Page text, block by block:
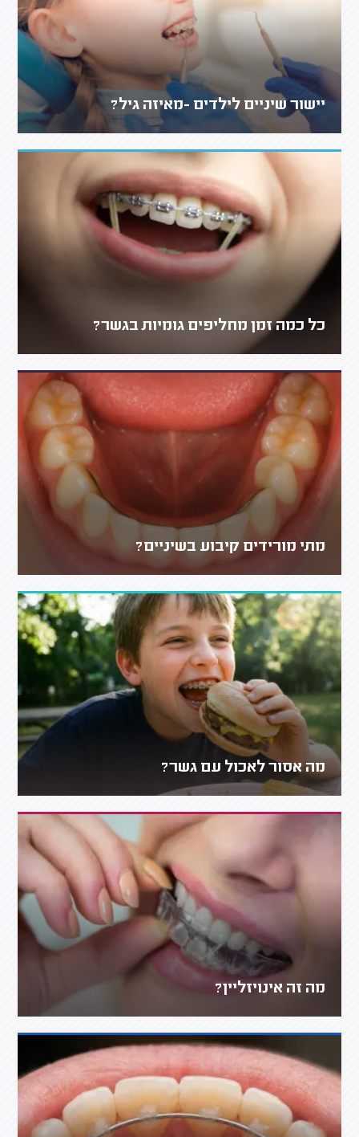
יישור שיניים לילדים -מאיזה גיל?
כל כמה זמן מחליפים גומיות בגשר?
מתי מורידים קיבוע בשיניים?
מה אסור לאכול עם גשר?
מה זה אינויזליין?